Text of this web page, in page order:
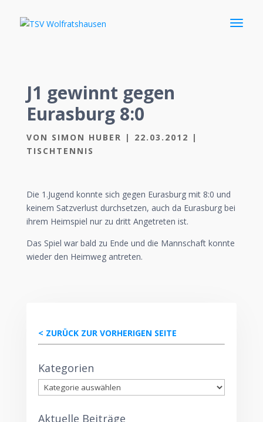
J1 gewinnt gegen
Eurasburg 8:0
VON SIMON HUBER | 22.03.2012 |
TISCHTENNIS
Die 1.Jugend konnte sich gegen Eurasburg mit 8:0 und
keinem Satzverlust durchsetzen, auch da Eurasburg bei
ihrem Heimspiel nur zu dritt Angetreten ist.
Das Spiel war bald zu Ende und die Mannschaft konnte
wieder den Heimweg antreten.
< ZURÜCK ZUR VORHERIGEN SEITE
Kategorien
Kategorien
Aktuelle Beiträge